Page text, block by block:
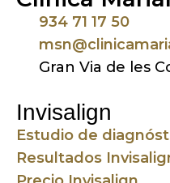
934 71 17 50
Gran Via de les
Invisalign
Estudio de
Resultados